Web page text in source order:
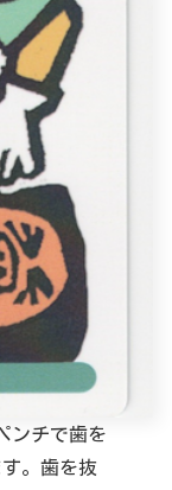
ンチで歯を
。歯を抜